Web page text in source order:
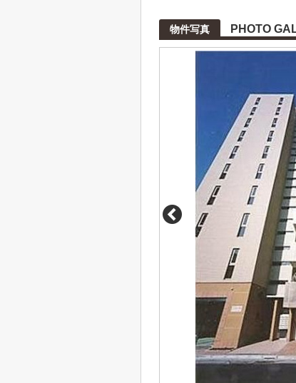
物件写真 PHOTO